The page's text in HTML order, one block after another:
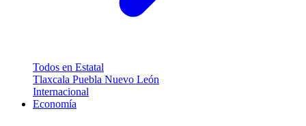
Todos en Estatal
Tlaxcala Puebla Nuevo León
Internacional
Economía